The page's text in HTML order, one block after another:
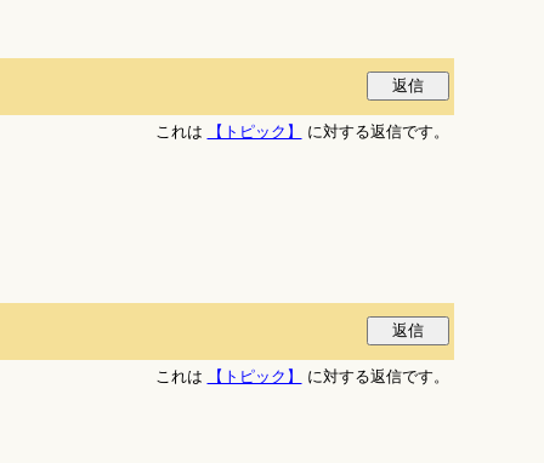
これは
【トピック】 に対する返信です。
これは
【トピック】 に対する返信です。